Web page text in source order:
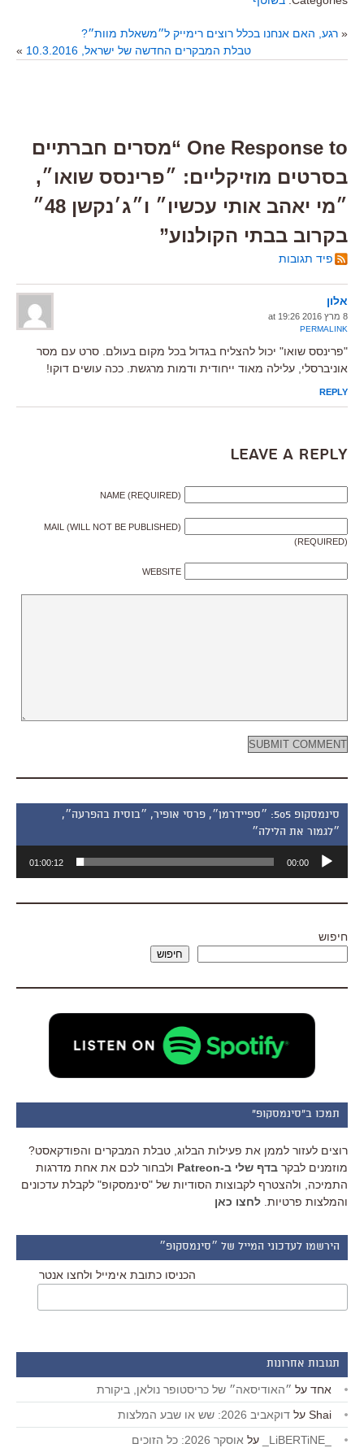
« רגע, האם אנחנו בכלל רוצים רימייק ל״משאלת מוות״?
טבלת המבקרים החדשה של ישראל, 10.3.2016
»
One Response to “מסרים חברתיים
בסרטים מוזיקליים: ״פרינסס שואו״,
״מי יאהב אותי עכשיו״ ו״ג׳נקשן 48״
בקרוב בבתי הקולנוע”
פיד תגובות
אלון
8 מרץ 2016 at 19:26
PERMALINK
"פרינסס שואו" יכול להצליח בגדול בכל מקום בעולם. סרט עם מסר
אוניברסלי, עלילה מאוד ייחודית ודמות מרגשת. ככה עושים דוקו!
REPLY
Leave a Reply
NAME (REQUIRED)
MAIL (WILL NOT BE PUBLISHED)
(REQUIRED)
WEBSITE
סינמסקופ 505: ״ספיידרמן״, פרסי אופיר, ״בוסית בהפרעה״,
״לגמור את הלילה״
אודיו
00:00
01:00:12
חיפוש
חיפוש
תמכו ב"סינמסקופ"
רוצים לעזור לממן את פעילות הבלוג, טבלת המבקרים והפודקאסט?
מוזמנים לבקר בדף שלי ב-Patreon
ולבחור לכם את אחת מדרגות
התמיכה, ולהצטרף לקבוצות הסודיות של "סינמסקופ" לקבלת עדכונים
והמלצות פרטיות. לחצו כאן
הירשמו לעדכוני המייל של ״סינמסקופ״
הכניסו כתובת אימייל ולחצו אנטר
תגובות אחרונות
אחד על ״האודיסאה״ של כריסטופר נולאן, ביקורת
Shai על דוקאביב 2026: שש או שבע המלצות
על אוסקר 2026: כל הזוכים